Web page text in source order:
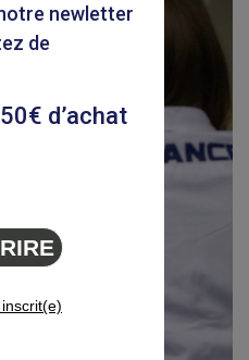
newletter
de
d’achat